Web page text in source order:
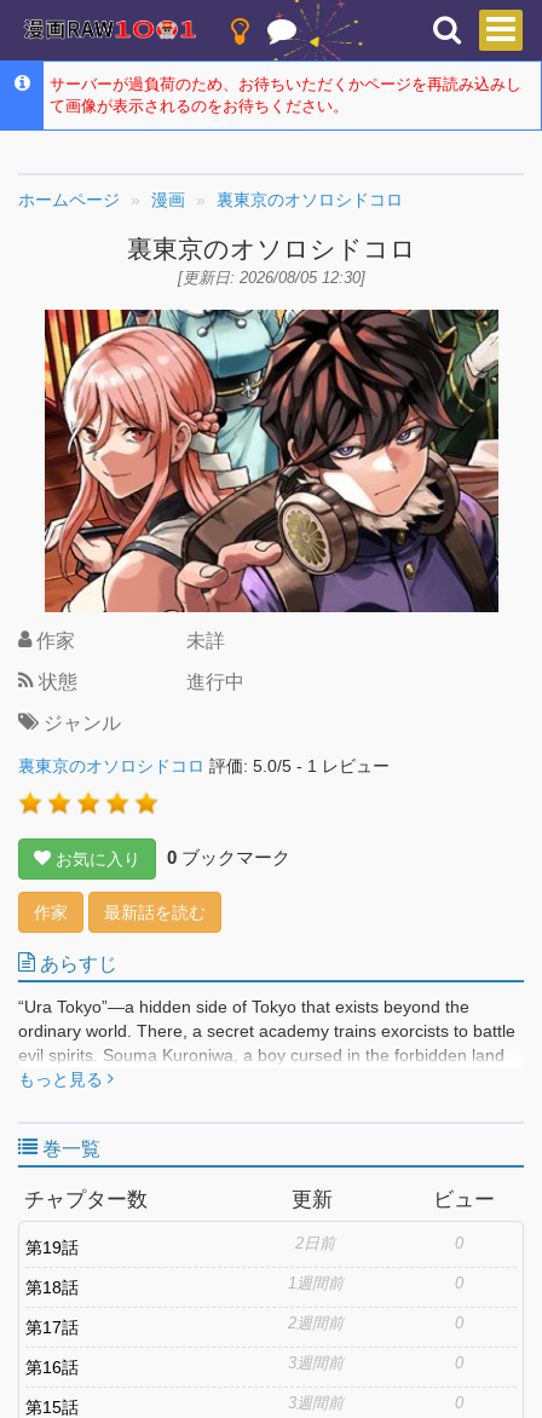
サーバーが過負荷のため、お待ちいただくかページを再読み込みし
て画像が表示されるのをお待ちください。
ホームページ 漫画 裏東京のオソロシドコロ
裏東京のオソロシドコロ
[更新日: 2026/08/05 12:30]
作家
未詳
状態
進行中
ジャンル
裏東京のオソロシドコロ 評価: 5.0/5 - 1 レビュー
お気に入り 0 ブックマーク
作家 最新話を読む
あらすじ
“Ura Tokyo”—a hidden side of Tokyo that exists beyond the
ordinary world. There, a secret academy trains exorcists to battle
evil spirits. Souma Kuroniwa, a boy cursed in the forbidden land
known as “Madara-machi Fushirazu no Mori,” ends up harboring
program with a graduation rate of only a few percent. When
within Kuroniwa begins to awaken! An exorcist academy action
story with a striking world setting—now begins!
もっと見る
巻一覧
チャプター数 更新 ビュー
第19話 2日前 0
第18話 1週間前 0
第17話 2週間前 0
第16話 3週間前 0
第15話 3週間前 0